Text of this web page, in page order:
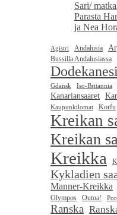
Sari/
Parasta
ja Nea
Agistri Andalusia
Bussilla Andalusiassa
Gdansk Iso-Britannia
Kanariansaaret
Kaupunkilomat Korfu
Kreikan
Kreikan
Kreikka
Kykladien
Manner-Kreikka
Olympos Outoa!
Ranska